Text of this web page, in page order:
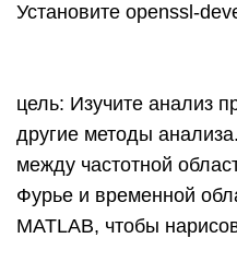
Установите openssl-
цель: Изучите анализ
другие методы
между частотной
Фурье и временной
MATLAB, чтобы